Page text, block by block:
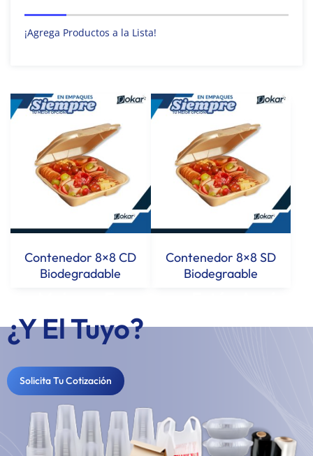
¡Agrega Productos a la Lista!
Contenedor 8×8 CD
Biodegradable
Contenedor 8×8 SD
Biodegraable
¿Y El Tuyo?
Solicita Tu Cotización